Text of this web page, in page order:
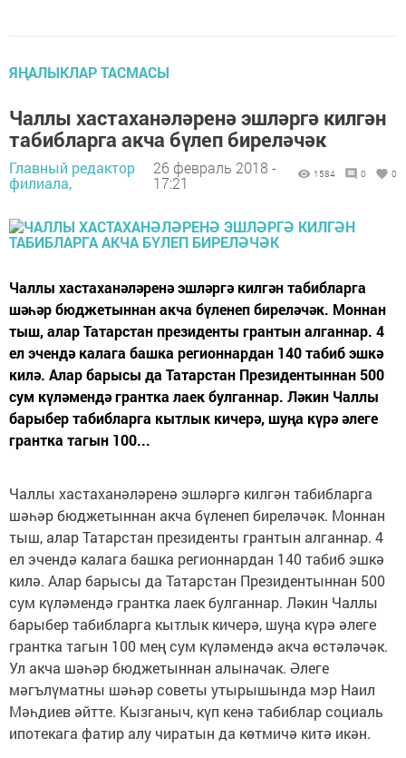
ЯҢАЛЫКЛАР ТАСМАСЫ
Чаллы хастаханәләренә эшләргә килгән
табибларга акча бүлеп биреләчәк
Главный редактор
филиала,
26 февраль 2018 -
17:21
1584 0 0
Чаллы хастаханәләренә эшләргә килгән табибларга
шәһәр бюджетыннан акча бүленеп биреләчәк. Моннан
тыш, алар Татарстан президенты грантын алганнар. 4
ел эчендә калага башка регионнардан 140 табиб эшкә
килә. Алар барысы да Татарстан Президентыннан 500
сум күләмендә грантка лаек булганнар. Ләкин Чаллы
барыбер табибларга кытлык кичерә, шуңа күрә әлеге
грантка тагын 100...
Чаллы хастаханәләренә эшләргә килгән табибларга
шәһәр бюджетыннан акча бүленеп биреләчәк. Моннан
тыш, алар Татарстан президенты грантын алганнар. 4
ел эчендә калага башка регионнардан 140 табиб эшкә
килә. Алар барысы да Татарстан Президентыннан 500
сум күләмендә грантка лаек булганнар. Ләкин Чаллы
барыбер табибларга кытлык кичерә, шуңа күрә әлеге
грантка тагын 100 мең сум күләмендә акча өстәләчәк.
Ул акча шәһәр бюджетыннан алыначак. Әлеге
мәгълүматны шәһәр советы утырышында мэр Наил
Мәһдиев әйтте. Кызганыч, күп кенә табиблар социаль
ипотекага фатир алу чиратын да көтмичә китә икән.